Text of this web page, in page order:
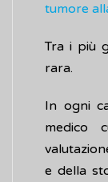
tumore
Tra i più
rara.
In ogni
medico
e della